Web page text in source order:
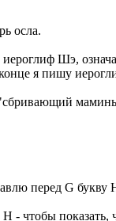
осла.
Шэ,
я пишу
"сбривающий
перед G букву
- чтобы показать,